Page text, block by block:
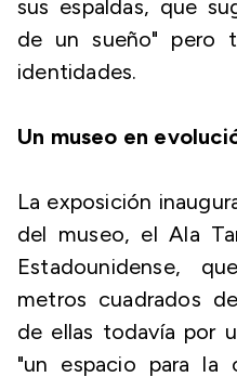
sus espaldas, que
de un sueño" pero
identidades.
Un museo en
La exposición
del museo, el Ala
Estadounidense,
metros cuadrados
de ellas todavía por
"un espacio para la